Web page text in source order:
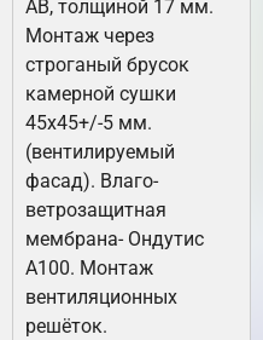
АВ, толщиной 17 мм.
Монтаж через
строганый брусок
камерной сушки
45х45+/-5 мм.
(вентилируемый
фасад). Влаго-
ветрозащитная
мембрана- Ондутис
А100. Монтаж
вентиляционных
решёток.